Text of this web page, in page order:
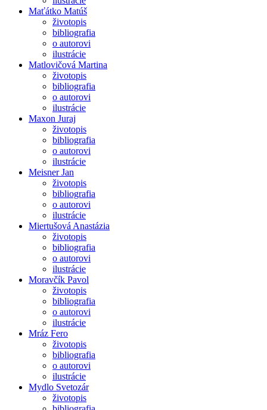
Maťátko Matúš
životopis
bibliografia
o autorovi
ilustrácie
Matlovičová Martina
životopis
bibliografia
o autorovi
ilustrácie
Maxon Juraj
životopis
bibliografia
o autorovi
ilustrácie
Meisner Jan
životopis
bibliografia
o autorovi
ilustrácie
Miertušová Anastázia
životopis
bibliografia
o autorovi
ilustrácie
Moravčík Pavol
životopis
bibliografia
o autorovi
ilustrácie
Mráz Fero
životopis
bibliografia
o autorovi
ilustrácie
Mydlo Svetozár
životopis